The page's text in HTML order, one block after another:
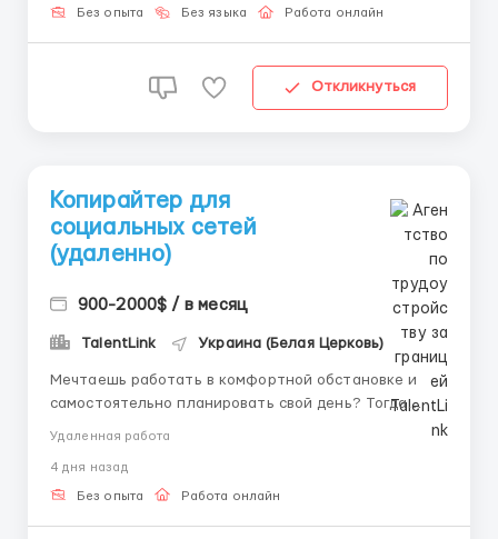
користувачами англійською. Це не техпідтримк...
Без опыта Без языка Работа онлайн
Откликнуться
Копирайтер для
социальных сетей
(удаленно)
900-2000$ / в месяц
TalentLink Украина (Белая Церковь)
Мечтаешь работать в комфортной обстановке и
самостоятельно планировать свой день? Тогда
через 14 дней • Обучение с нуля • Поддержка
команды Требования: &bu...
Удаленная работа
4 дня назад
Без опыта Работа онлайн